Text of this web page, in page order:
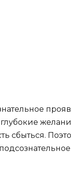
сбыться.